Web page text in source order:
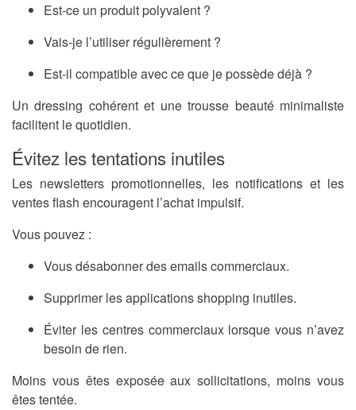
Est-ce un produit polyvalent ?
Vais-je l’utiliser régulièrement ?
Est-il compatible avec ce que je possède déjà ?
Un dressing cohérent et une trousse beauté minimaliste
facilitent le quotidien.
Évitez les tentations inutiles
Les newsletters promotionnelles, les notifications et les
ventes flash encouragent l’achat impulsif.
Vous pouvez :
Vous désabonner des emails commerciaux.
Supprimer les applications shopping inutiles.
Éviter les centres commerciaux lorsque vous n’avez
besoin de rien.
Moins vous êtes exposée aux sollicitations, moins vous
êtes tentée.